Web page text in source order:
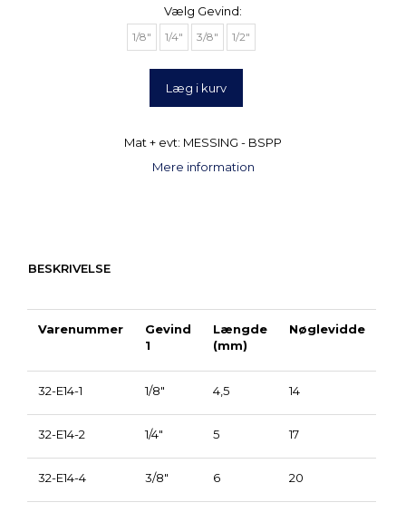
Vælg Gevind:
1/8" 1/4" 3/8" 1/2"
Læg i kurv
Mat + evt: MESSING - BSPP
Mere information
BESKRIVELSE
Varenummer
Gevind
1
Længde
(mm)
Nøglevidde
32-E14-1 1/8" 4,5 14
32-E14-2 1/4" 5 17
32-E14-4 3/8" 6 20